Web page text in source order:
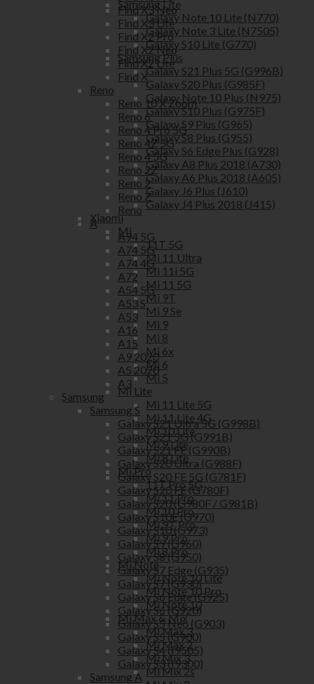
Samsung Lite
Galaxy Note 10 Lite (N770)
Galaxy Note 3 Lite (N7505)
Galaxy S10 Lite (G770)
Samsung Plus
Galaxy S21 Plus 5G (G996B)
Galaxy S20 Plus (G985F)
Galaxy Note 10 Plus (N975)
Galaxy S10 Plus (G975F)
Galaxy S9 Plus (G965)
Galaxy S8 Plus (G955)
Galaxy S6 Edge Plus (G928)
Galaxy A8 Plus 2018 (A730)
Galaxy A6 Plus 2018 (A605)
Galaxy J6 Plus (J610)
Galaxy J4 Plus 2018 (J415)
Xiaomi
Mi
11T 5G
Mi 11 Ultra
Mi 11i 5G
Mi 11 5G
Mi 9T
Mi 9 Se
Mi 9
Mi 8
Mi 6x
Mi 6
Mi 5
Mi Lite
Mi 11 Lite 5G
Mi 11 Lite 4G
Mi 10 Lite
Mi 9 Lite
Mi 8 Lite
Mi Pro
11T Pro 5G
Mi 11 Pro
Mi 10 Pro
Mi 9T Pro
Mi 9 Pro
Mi 8 Pro
Mi Note
Mi Note 10 Lite
Mi Note 10 Pro
Mi Note 10
Mi Max & Mix
Mi Max 3
Mi Max 2
Mi Mix 3
Mi Mix 2s
Find X3 Neo
Find X3 Lite
Find X2 Pro
Find X2 Neo
Find X2 Lite
Find X
Reno
Reno 10 X Zoom
Reno 6
Reno 4 Pro 5G
Reno 4Z 5G
Reno 4 5G
Reno 2Z
Reno 2
Reno Z
Reno
A
A94 5G
A74 5G
A74 4G
A72
A54 5G
A53 S
A53
A16
A15
A9 2020
A5 2020
A3
Samsung
Samsung S
Galaxy S21 Ultra 5G (G998B)
Galaxy S21 5G (G991B)
Galaxy S21 FE (G990B)
Galaxy S20 Ultra (G988F)
Galaxy S20 FE 5G (G781F)
Galaxy S20 FE (G780F)
Galaxy S20 (G980F / G981B)
Galaxy S10E (G970)
Galaxy S10 (G973)
Galaxy S9 (G960)
Galaxy S8 (G950)
Galaxy S7 Edge (G935)
Galaxy S7 (G930)
Galaxy S6 Edge (G925)
Galaxy S6 (G920)
Galaxy S5 Neo (G903)
Galaxy S5 (G900)
Galaxy S4 (I9505)
Galaxy S3 (I9300)
Samsung A